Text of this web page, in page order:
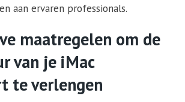
aan ervaren professionals.
maatregelen om de
van je iMac
te verlengen